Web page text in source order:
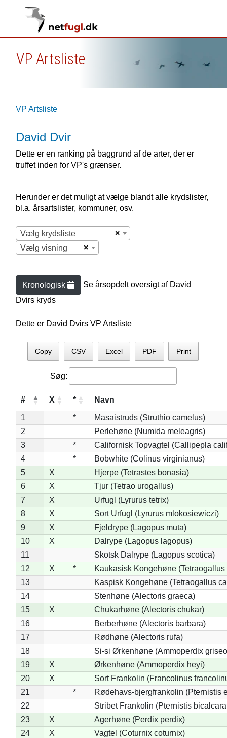
VP Artsliste
VP Artsliste
David Dvir
Dette er en ranking på baggrund af de arter, der er
truffet inden for VP's grænser.
Herunder er det muligt at vælge blandt alle krydslister,
bl.a. årsartslister, kommuner, osv.
×
Vælg krydsliste
×
Vælg visning
Kronologisk Se årsopdelt oversigt af David
Dvirs kryds
Dette er David Dvirs VP Artsliste
Copy CSV Excel PDF Print
Søg:
# X * Navn
1 *
Masaistruds (Struthio camelus)
2
Perlehøne (Numida meleagris)
3
*
Californisk Topvagtel (Callipepla
4
*
Bobwhite (Colinus virginianus)
5
X
Hjerpe (Tetrastes bonasia)
6
X
Tjur (Tetrao urogallus)
7
X
Urfugl (Lyrurus tetrix)
8
X
Sort Urfugl (Lyrurus mlokosiewiczi)
9
X
Fjeldrype (Lagopus muta)
10
X
Dalrype (Lagopus lagopus)
11
Skotsk Dalrype (Lagopus scotica)
12
X *
Kaukasisk Kongehøne
13
Kaspisk Kongehøne (Tetraogallus
14
Stenhøne (Alectoris graeca)
15
X
Chukarhøne (Alectoris chukar)
16
Berberhøne (Alectoris barbara)
17
Rødhøne (Alectoris rufa)
18
Si-si Ørkenhøne (Ammoperdix
19
X
Ørkenhøne (Ammoperdix heyi)
20
X
Sort Frankolin (Francolinus
21
*
Rødehavs-bjergfrankolin (Pternistis
22
Stribet Frankolin (Pternistis
23
X
Agerhøne (Perdix perdix)
24
X
Vagtel (Coturnix coturnix)